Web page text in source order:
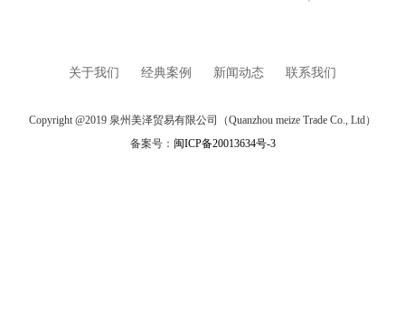
关于我们 经典案例 新闻动态 联系我们
Copyright @2019 泉州美泽贸易有限公司（Quanzhou meize Trade Co., Ltd）
备案号： 闽ICP备20013634号-3